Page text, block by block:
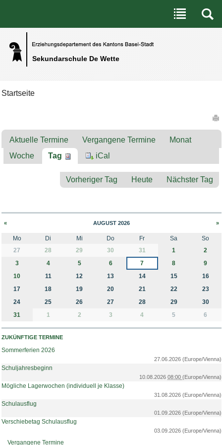
Sekundarschule De Wette
Benutzerspezifische Werkzeuge
Direkt zum Inhalt|Direkt zur Navigation
Startseite
Aktuelle Termine Vergangene Termine
Monat
Woche
Tag iCal
Vorheriger Tag Heute Nächster Tag
« AUGUST 2026 »
month-8
Mo Di Mi Do Fr Sa
So
27
28 29 30 31 1
2
3
4 5 6 7 8
9
10
11 12 13 14 15
16
17
18 19 20 21 22
23
24
25 26 27 28 29
30
31
1 2 3 4 5 6
ZUKÜNFTIGE TERMINE
Sommerferien 2026
27.06.2026(Europe/Vienna)
Schuljahresbeginn
10.08.202608:00 (Europe/Vienna)
Mögliche Lagerwochen (individuell je Klasse)
31.08.2026(Europe/Vienna)
Schulausflug
01.09.2026(Europe/Vienna)
Verschiebetag Schulausflug
03.09.2026(Europe/Vienna)
Vergangene Termine